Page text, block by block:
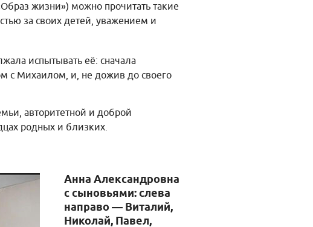
жизни») можно прочитать такие
за своих детей, уважением и
испытывать её: сначала
с Михаилом, и, не дожив до своего
авторитетной и доброй
родных и близких.
Анна Александровна
с сыновьями: слева
направо — Виталий,
Николай, Павел,